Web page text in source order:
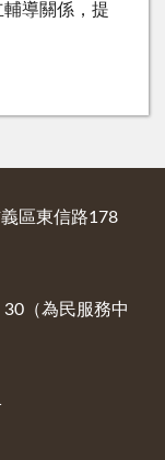
導關係，提
區東信路178
（為民服務中